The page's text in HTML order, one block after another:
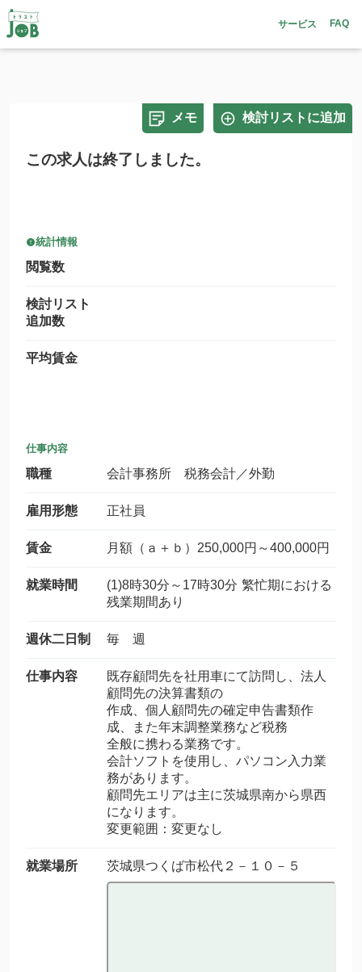
サービス FAQ
メモ 検討リストに追加
この求人は終了しました。
統計情報
閲覧数
検討リスト
追加数
平均賃金
仕事内容
職種 会計事務所 税務会計／外勤
雇用形態 正社員
賃金 月額（ａ＋ｂ）250,000円～400,000円
就業時間
(1)8時30分～17時30分 繁忙期における
残業期間あり
週休二日制 毎 週
仕事内容
既存顧問先を社用車にて訪問し、法人
顧問先の決算書類の
作成、個人顧問先の確定申告書類作
成、また年末調整業務など税務
全般に携わる業務です。
会計ソフトを使用し、パソコン入力業
務があります。
顧問先エリアは主に茨城県南から県西
になります。
変更範囲：変更なし
就業場所 茨城県つくば市松代２－１０－５